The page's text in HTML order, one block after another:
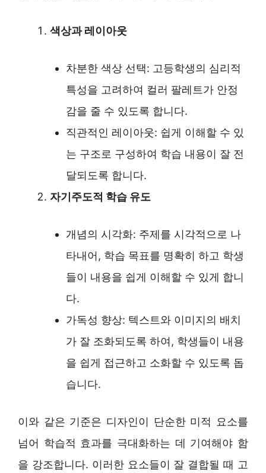
색상과 레이아웃
차분한 색상 선택: 고등학생의 심리적
특성을 고려하여 컬러 팔레트가 안정
감을 줄 수 있도록 합니다.
직관적인 레이아웃: 쉽게 이해할 수 있
는 구조로 구성하여 학습 내용이 잘 전
달되도록 합니다.
자기주도적 학습 유도
개념의 시각화: 주제를 시각적으로 나
타내어, 학습 목표를 명확히 하고 학생
들이 내용을 쉽게 이해할 수 있게 합니
다.
가독성 향상: 텍스트와 이미지의 배치
가 잘 조화되도록 하여, 학생들이 내용
을 쉽게 접근하고 소화할 수 있도록 돕
습니다.
이와 같은 기준은 디자인이 단순한 미적 요소를
넘어 학습적 효과를 극대화하는 데 기여해야 함
을 강조합니다. 이러한 요소들이 잘 결합될 때 고